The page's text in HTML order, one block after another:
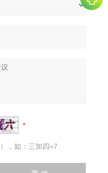
，如：三加四=7